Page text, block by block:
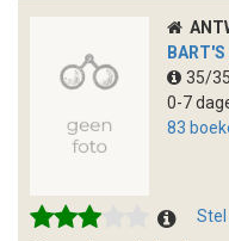
35/35
0-7
83
Stel